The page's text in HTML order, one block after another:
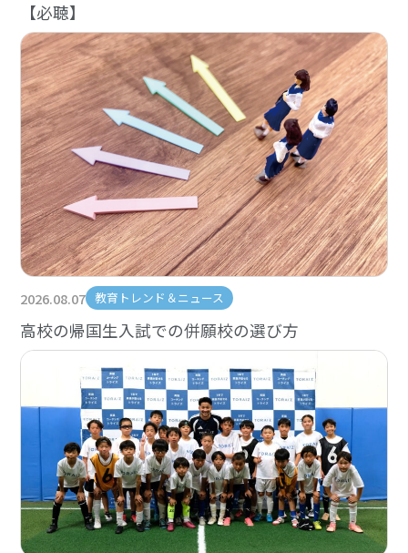
【必聴】
2026.08.07 教育トレンド＆ニュース
高校の帰国生入試での併願校の選び方